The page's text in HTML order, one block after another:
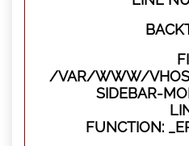
/VAR/WWW/
SIDEBAR-
FUNCTION: